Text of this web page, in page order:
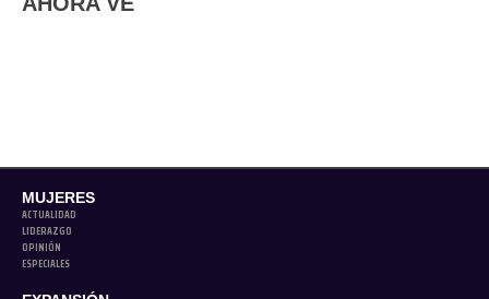
MUJERES
ACTUALIDAD
LIDERAZGO
OPINIÓN
ESPECIALES